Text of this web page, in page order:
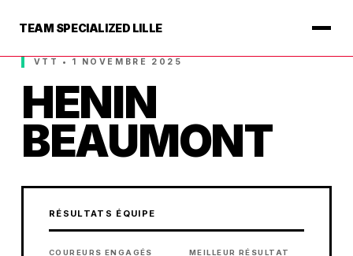
TEAM SPECIALIZED LILLE
VTT • 1 NOVEMBRE 2025
HENIN
BEAUMONT
RÉSULTATS ÉQUIPE
COUREURS ENGAGÉS MEILLEUR RÉSULTAT